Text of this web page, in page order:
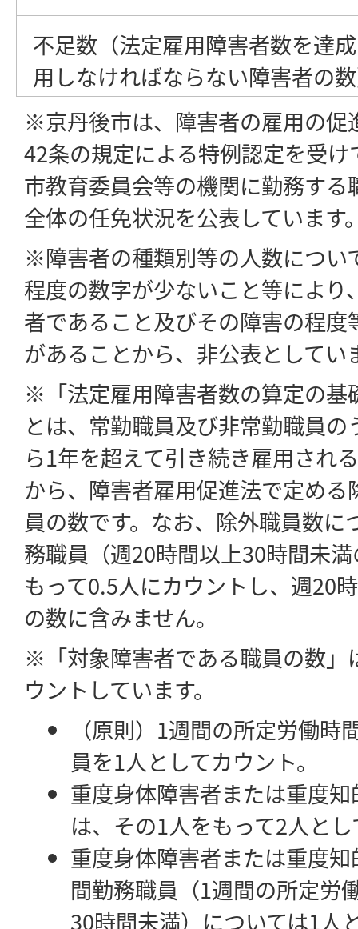
不足数（法定雇用障害者数を達
用しなければならない障害者の
※京丹後市は、障害者の雇用の促
42条の規定による特例認定を受
市教育委員会等の機関に勤務する
全体の任免状況を公表しています
※障害者の種類別等の人数につい
程度の数字が少ないこと等により
者であること及びその障害の程
があることから、非公表としてい
※「法定雇用障害者数の算定の基
とは、常勤職員及び非常勤職員
ら1年を超えて引き続き雇用され
から、障害者雇用促進法で定め
員の数です。なお、除外職員数に
務職員（週20時間以上30時間未
もって0.5人にカウントし、週20
の数に含みません。
※「対象障害者である職員の数」
ウントしています。
（原則）1週間の所定労働時
員を1人としてカウント。
重度身体障害者または重度
は、その1人をもって2人と
重度身体障害者または重度
間勤務職員（1週間の所定労
30時間未満）については1人